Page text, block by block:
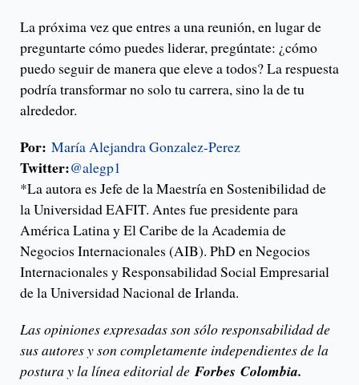
La próxima vez que entres a una reunión, en lugar de
preguntarte cómo puedes liderar, pregúntate: ¿cómo
puedo seguir de manera que eleve a todos? La respuesta
podría transformar no solo tu carrera, sino la de tu
alrededor.
Por: María Alejandra Gonzalez-Perez
Twitter:@alegp1
*La autora es Jefe de la Maestría en Sostenibilidad de
la Universidad EAFIT. Antes fue presidente para
América Latina y El Caribe de la Academia de
Negocios Internacionales (AIB). PhD en Negocios
Internacionales y Responsabilidad Social Empresarial
de la Universidad Nacional de Irlanda.
Las opiniones expresadas son sólo responsabilidad de
sus autores y son completamente independientes de la
postura y la línea editorial de Forbes Colombia.